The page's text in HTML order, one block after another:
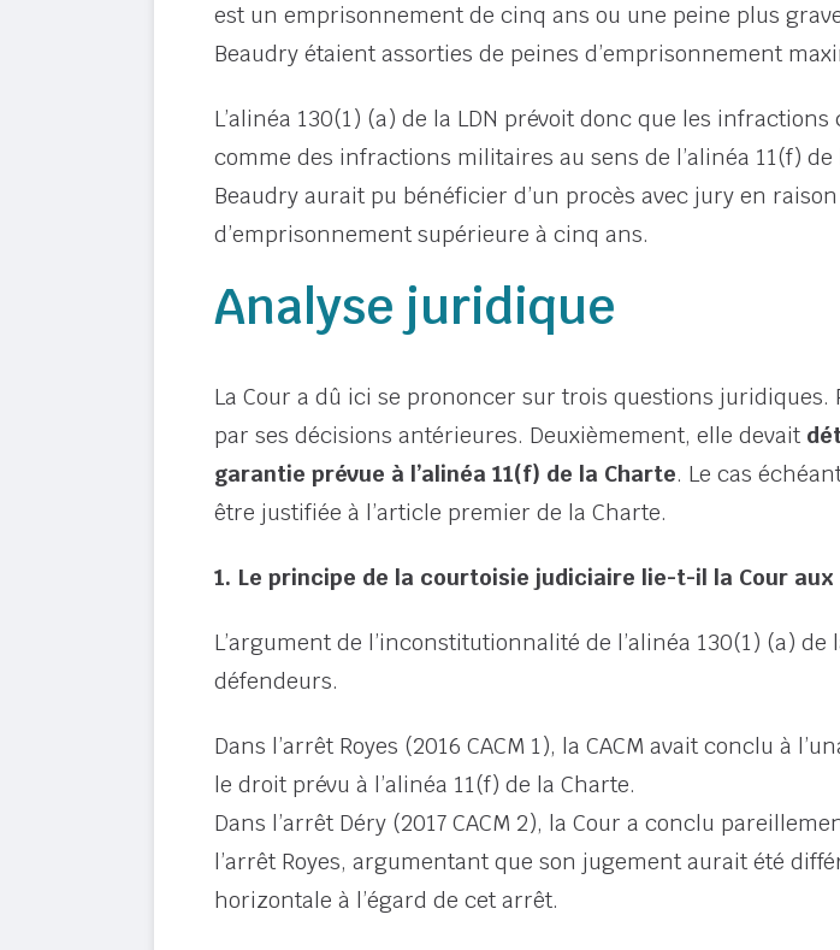
est un emprisonnement de cinq ans ou une peine plus
Beaudry étaient assorties de peines d’emprisonnement
L’alinéa 130(1) (a) de la LDN prévoit donc que les
comme des infractions militaires au sens de l’alinéa 11(f) de
Beaudry aurait pu bénéficier d’un procès avec jury en
d’emprisonnement supérieure à cinq ans.
Analyse juridique
La Cour a dû ici se prononcer sur trois questions
par ses décisions antérieures. Deuxièmement, elle devait
garantie prévue à l’alinéa 11(f) de la Charte. Le cas
être justifiée à l’article premier de la Charte.
1. Le principe de la courtoisie judiciaire lie-t-il la Cour aux
L’argument de l’inconstitutionnalité de l’alinéa 130(1) (a)
défendeurs.
Dans l’arrêt Royes (2016 CACM 1), la CACM avait conclu à
le droit prévu à l’alinéa 11(f) de la Charte.
Dans l’arrêt Déry (2017 CACM 2), la Cour a conclu
l’arrêt Royes, argumentant que son jugement aurait été
horizontale à l’égard de cet arrêt.